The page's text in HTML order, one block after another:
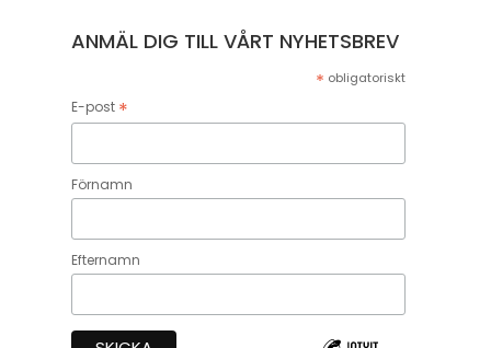
ANMÄL DIG TILL VÅRT NYHETSBREV
* obligatoriskt
E-post *
Förnamn
Efternamn